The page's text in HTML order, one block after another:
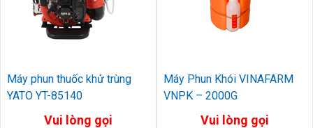
Máy phun thuốc khử trùng
YATO YT-85140
Vui lòng gọi
Máy Phun Khói VINAFARM
VNPK – 2000G
Vui lòng gọi